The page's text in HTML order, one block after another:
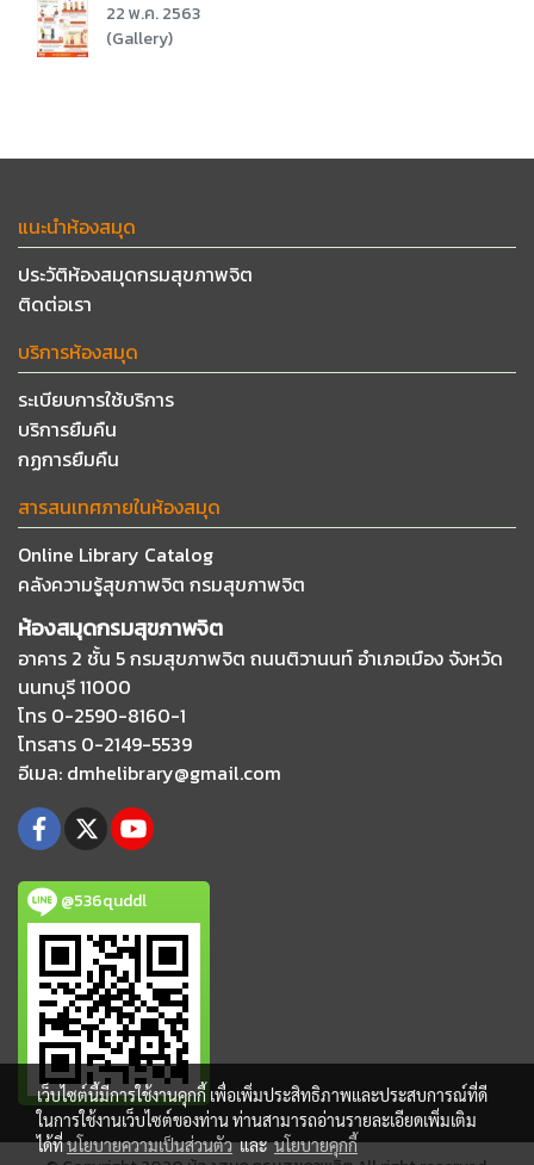
22 พ.ค. 2563
(Gallery)
แนะนำห้องสมุด
ประวัติห้องสมุดกรมสุขภาพจิต
ติดต่อเรา
บริการห้องสมุด
ระเบียบการใช้บริการ
บริการยืมคืน
กฏการยืมคืน
สารสนเทศภายในห้องสมุด
Online Library Catalog
คลังความรู้สุขภาพจิต กรมสุขภาพจิต
ห้องสมุดกรมสุขภาพจิต
อาคาร 2 ชั้น 5 กรมสุขภาพจิต ถนนติวานนท์ อำเภอเมือง จังหวัด
นนทบุรี 11000
โทร 0-2590-8160-1
โทรสาร 0-2149-5539
อีเมล: dmhelibrary@gmail.com
@536quddl
เว็บไซต์นี้มีการใช้งานคุกกี้ เพื่อเพิ่มประสิทธิภาพและประสบการณ์ที่ดี
ในการใช้งานเว็บไซต์ของท่าน ท่านสามารถอ่านรายละเอียดเพิ่มเติม
ได้ที่นโยบายความเป็นส่วนตัวและนโยบายคุกกี้